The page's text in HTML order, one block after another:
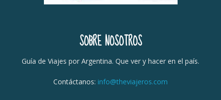
SOBRE NOSOTROS
Guía de Viajes por Argentina. Que ver y hacer en el país.
Contáctanos: info@theviajeros.com